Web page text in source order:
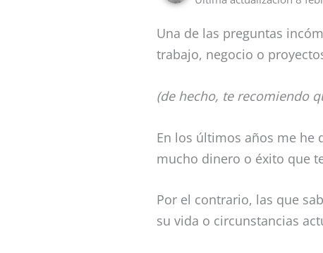
Una de las preguntas
trabajo, negocio o
(de hecho, te recomiendo
En los últimos años me he
mucho dinero o éxito que
Por el contrario, las que
su vida o circunstancias